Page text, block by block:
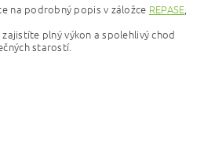
na podrobný popis v záložce REPASE
plný výkon a spolehlivý chod
starostí.